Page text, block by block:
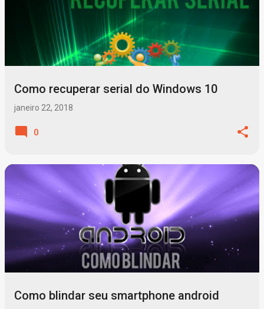
Como recuperar serial do Windows 10
janeiro 22, 2018
0
Como blindar seu smartphone android